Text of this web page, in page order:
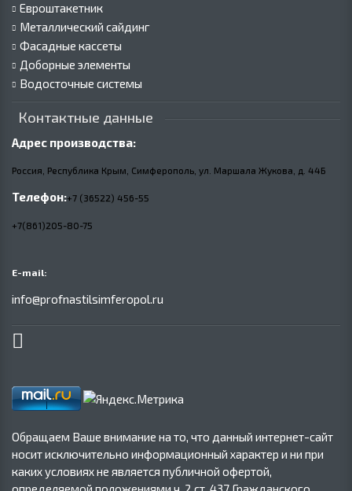
Евроштакетник
Металлический сайдинг
Фасадные кассеты
Доборные элементы
Водосточные системы
Контактные данные
Адрес производства:
Россия, Республика Крым, Симферополь, ул. Маршала Жукова, д. 44Б
Телефон:+7 (36522) 456-55
+7(861)205-80-75
E-mail:
info@profnastilsimferopol.ru
Обращаем Ваше внимание на то, что данный интернет-сайт
носит исключительно информационный характер и ни при
каких условиях не является публичной офертой,